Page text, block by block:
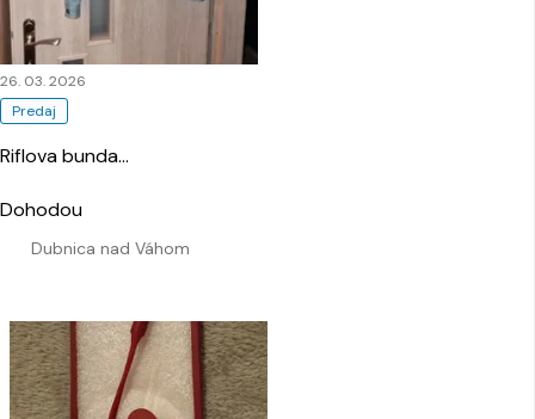
Predaj
26. 03. 2026
Riflova bunda…
Dubnica nad Váhom
Dohodou